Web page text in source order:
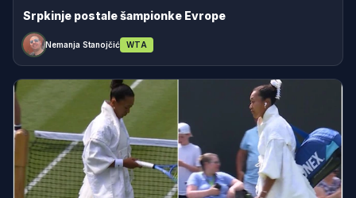
Srpkinje postale šampionke Evrope
Nemanja Stanojčić WTA